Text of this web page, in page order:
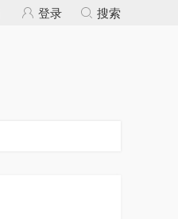
登录 搜索